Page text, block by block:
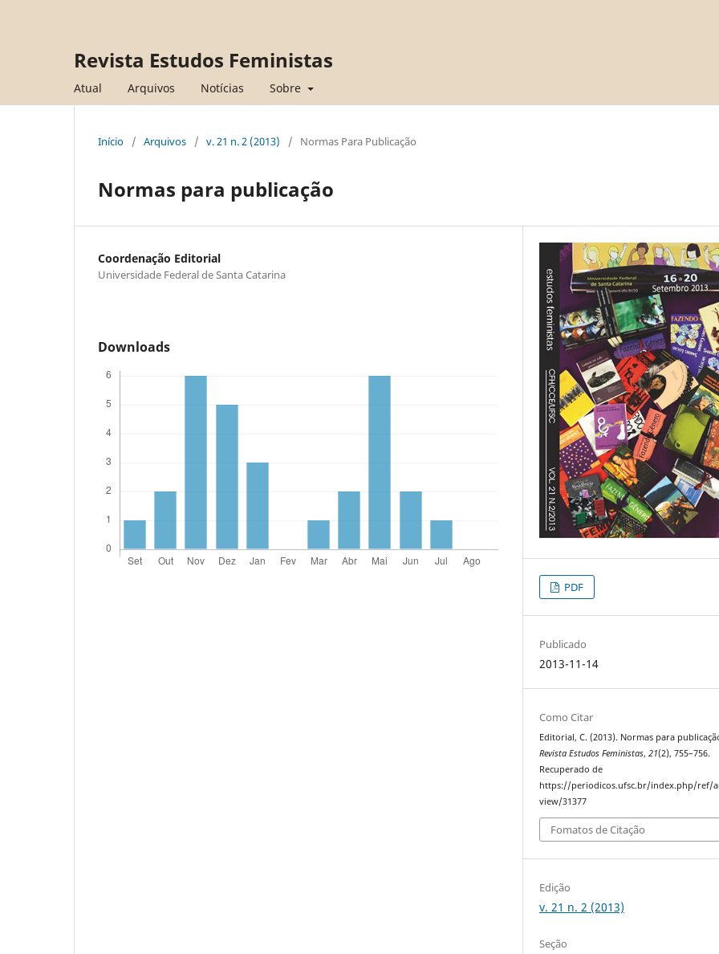
Revista Estudos Feministas
Atual Arquivos Notícias Sobre
Início / Arquivos / v. 21 n. 2 (2013) / Normas Para Publicação
Normas para publicação
Coordenação Editorial
Universidade Federal de Santa Catarina
Downloads
PDF
Publicado
2013-11-14
Como Citar
Editorial, C. (2013). Normas para
Revista Estudos Feministas,21(2), 755–756.
Recuperado de
https://periodicos.ufsc.br/index.php/ref/
view/31377
Fomatos de Citação
Edição
v. 21 n. 2 (2013)
Seção